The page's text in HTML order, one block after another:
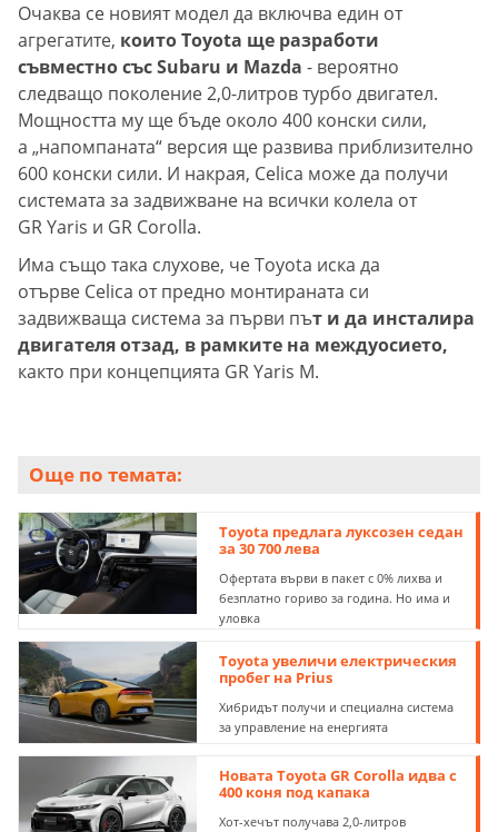
Очаква се новият модел да включва един от
агрегатите, които Toyota ще разработи
съвместно със Subaru и Mazda - вероятно
следващо поколение 2,0-литров турбо двигател.
Мощността му ще бъде около 400 конски сили,
а „напомпаната“ версия ще развива приблизително
600 конски сили. И накрая, Celica може да получи
системата за задвижване на всички колела от
GR Yaris и GR Corolla.
Има също така слухове, че Toyota иска да
отърве Celica от предно монтираната си
задвижваща система за първи път и да инсталира
двигателя отзад, в рамките на междуосието,
както при концепцията GR Yaris M.
Още по темата:
Toyota предлага луксозен седан
за 30 700 лева
Офертата върви в пакет с 0% лихва и
безплатно гориво за година. Но има и
уловка
Toyota увеличи електрическия
пробег на Prius
Хибридът получи и специална система
за управление на енергията
Новата Toyota GR Corolla идва с
400 коня под капака
Хот-хечът получава 2,0-литров